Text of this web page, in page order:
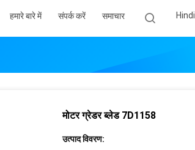
हमारे बारे में संपर्क करें समाचार Hindi
मोटर ग्रेडर ब्लेड 7D1158
उत्पाद विवरण: